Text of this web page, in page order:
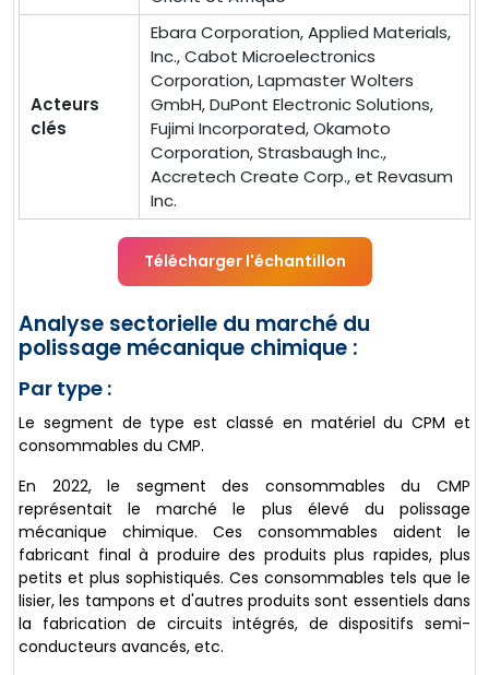
Acteurs
clés
Ebara Corporation, Applied Materials,
Inc., Cabot Microelectronics
Corporation, Lapmaster Wolters
GmbH, DuPont Electronic Solutions,
Fujimi Incorporated, Okamoto
Corporation, Strasbaugh Inc.,
Accretech Create Corp., et Revasum
Inc.
Télécharger l'échantillon
Analyse sectorielle du marché du
polissage mécanique chimique :
Par type :
Le segment de type est classé en matériel du CPM et
consommables du CMP.
En 2022, le segment des consommables du CMP
représentait le marché le plus élevé du polissage
mécanique chimique. Ces consommables aident le
fabricant final à produire des produits plus rapides, plus
petits et plus sophistiqués. Ces consommables tels que le
lisier, les tampons et d'autres produits sont essentiels dans
la fabrication de circuits intégrés, de dispositifs semi-
conducteurs avancés, etc.